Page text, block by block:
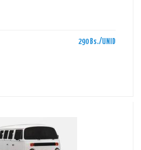
290 Bs./UNID